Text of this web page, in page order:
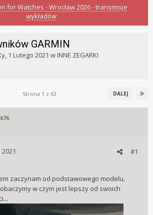
for Watches - Wrocław 2026 - transmisje
wykładów
GARMIN
, 1 Lutego 2021 wINNE ZEGARKI
DALEJ
Strona 1 z 63
676
#1
zaczynam od podstawowego modelu,
w czym jest lepszy od swoich